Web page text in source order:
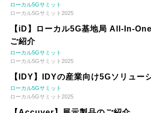
ローカル5Gサミット
ローカル5Gサミット2025
【iD】ローカル5G基地局 All-In-
ご紹介
ローカル5Gサミット
ローカル5Gサミット2025
【IDY】IDYの産業向け5Gソリュー
ローカル5Gサミット
ローカル5Gサミット2025